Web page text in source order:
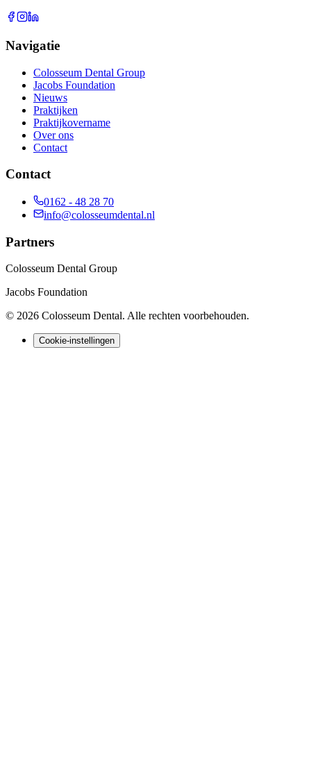
Navigatie
Colosseum Dental Group
Jacobs Foundation
Nieuws
Praktijken
Praktijkovername
Over ons
Contact
Contact
0162 - 48 28 70
info@colosseumdental.nl
Partners
Colosseum Dental Group
Jacobs Foundation
© 2026 Colosseum Dental. Alle rechten voorbehouden.
Cookie-instellingen